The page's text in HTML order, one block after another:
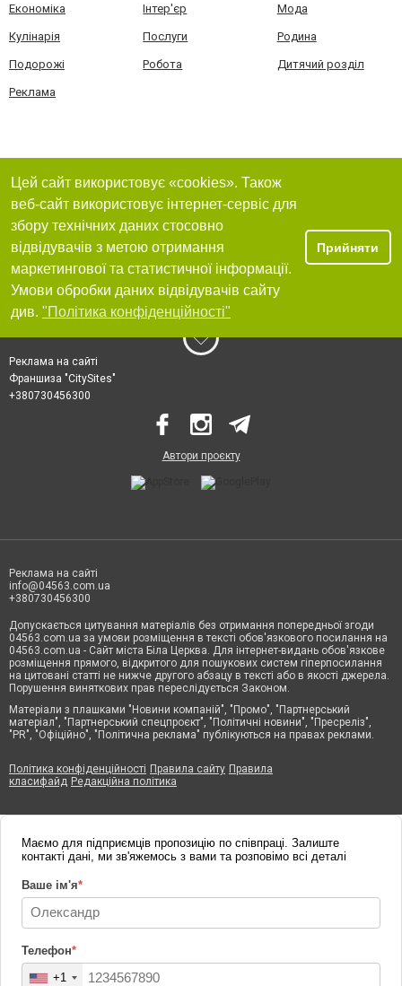
Економіка Інтер'єр Мода
Кулінарія Послуги Родина
Подорожі Робота Дитячий розділ
Реклама
Цей сайт використовує «cookies». Також
веб-сайт використовує інтернет-сервіс для
збору технічних даних стосовно
відвідувачів з метою отримання
маркетингової та статистичної інформації.
Умови обробки даних відвідувачів сайту
див. "Політика конфіденційності"
Прийняти
Реклама на сайті
Франшиза "CitySites"
+380730456300
Автори проєкту
Реклама на сайті
info@04563.com.ua
+380730456300
Допускається цитування матеріалів без отримання попередньої згоди
04563.com.ua за умови розміщення в тексті обов'язкового посилання на
04563.com.ua - Сайт міста Біла Церква. Для інтернет-видань обов'язкове
розміщення прямого, відкритого для пошукових систем гіперпосилання
на цитовані статті не нижче другого абзацу в тексті або в якості джерела.
Порушення виняткових прав переслідується Законом.
Матеріали з плашками "Новини компаній", "Промо", "Партнерський
матеріал", "Партнерський спецпроєкт", "Політичні новини", "Пресреліз",
"PR", "Офіційно", "Політична реклама" публікуються на правах реклами.
Політика конфіденційності Правила сайту Правила
класифайд Редакційна політика
Маємо для підприємців пропозицію по співпраці. Залиште
контакті дані, ми зв'яжемось з вами та розповімо всі деталі
Ваше ім'я*
Телефон*
+1